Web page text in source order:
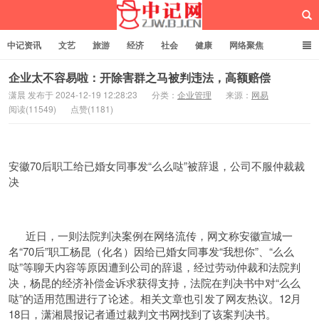
中记资讯 文艺 旅游 经济 社会 健康 网络聚焦
企业管理 网站建设 记者专栏 独立页面 服务 诚聘英才
企业太不容易啦：开除害群之马被判违法，高额赔偿
潇晨 发布于 2024-12-19 12:28:23 分类： 企业管理 来源： 网易
阅读(11549)
点赞(1181)
安徽70后职工给已婚女同事发“么么哒”被辞退，公司不服仲裁裁
决
近日，一则法院判决案例在网络流传，网文称安徽宣城一
名“70后”职工杨昆（化名）因给已婚女同事发“我想你”、“么么
哒”等聊天内容等原因遭到公司的辞退，经过劳动仲裁和法院判
决，杨昆的经济补偿金诉求获得支持，法院在判决书中对“么么
哒”的适用范围进行了论述。相关文章也引发了网友热议。12月
18日，潇湘晨报记者通过裁判文书网找到了该案判决书。